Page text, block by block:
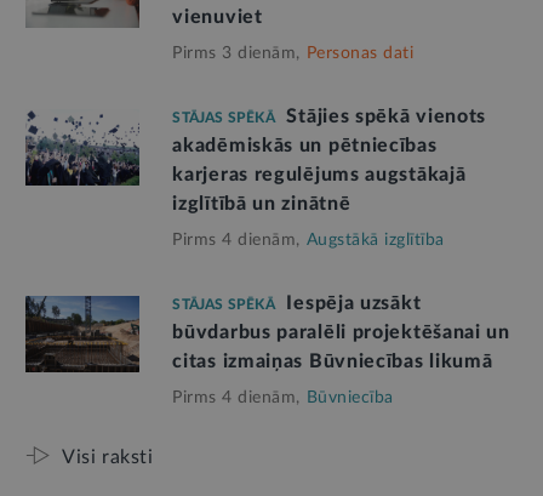
vienuviet
Pirms 3 dienām, Personas dati
STĀJAS SPĒKĀ
Stājies spēkā vienots
akadēmiskās un pētniecības
karjeras regulējums augstākajā
izglītībā un zinātnē
Pirms 4 dienām, Augstākā izglītība
STĀJAS SPĒKĀ
Iespēja uzsākt
būvdarbus paralēli projektēšanai un
citas izmaiņas Būvniecības likumā
Pirms 4 dienām, Būvniecība
Visi raksti